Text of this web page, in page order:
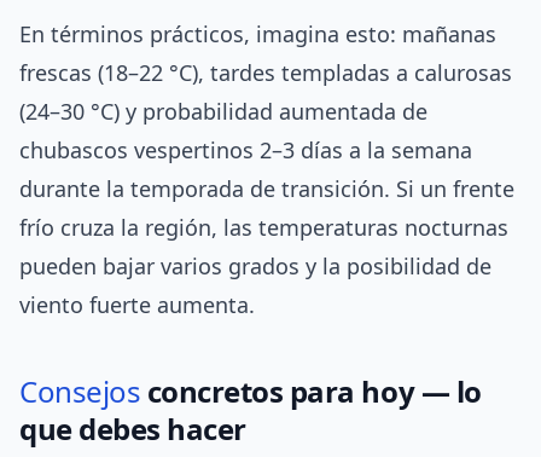
En términos prácticos, imagina esto: mañanas
frescas (18–22 °C), tardes templadas a calurosas
(24–30 °C) y probabilidad aumentada de
chubascos vespertinos 2–3 días a la semana
durante la temporada de transición. Si un frente
frío cruza la región, las temperaturas nocturnas
pueden bajar varios grados y la posibilidad de
viento fuerte aumenta.
Consejos concretos para hoy — lo
que debes hacer